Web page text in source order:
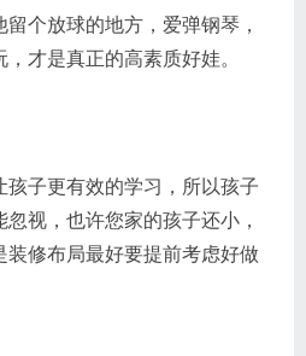
个放球的地方，爱弹钢琴，
才是真正的高素质好娃。
子更有效的学习，所以孩子
视，也许您家的孩子还小，
装修布局最好要提前考虑好做